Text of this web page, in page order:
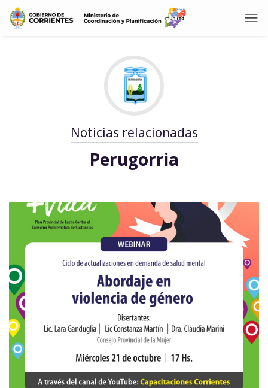
Noticias relacionadas
Perugorria